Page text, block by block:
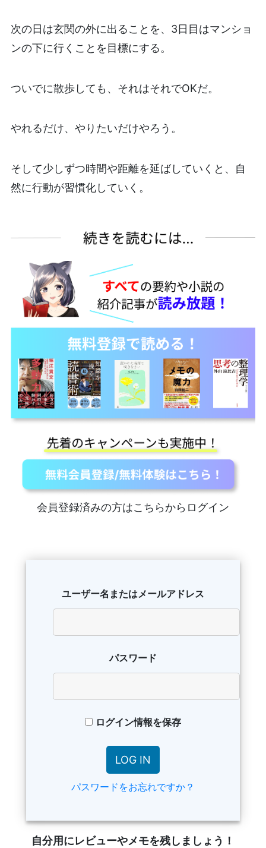
次の日は玄関の外に出ることを、3日目はマンショ
ンの下に行くことを目標にする。
ついでに散歩しても、それはそれでOKだ。
やれるだけ、やりたいだけやろう。
そして少しずつ時間や距離を延ばしていくと、自
然に行動が習慣化していく。
会員登録済みの方はこちらからログイン
ユーザー名またはメールアドレス
パスワード
ログイン情報を保存
パスワードをお忘れですか？
自分用にレビューやメモを残しましょう！